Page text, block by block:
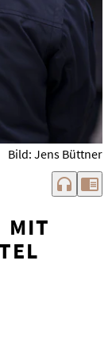
Bild: Jens Büttner
headphones chrome_reader_mode
MIT